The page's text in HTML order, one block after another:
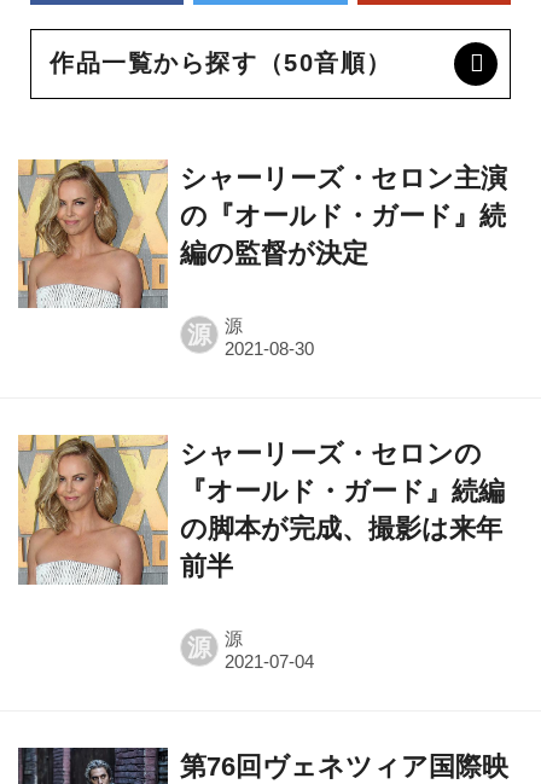
作品一覧から探す（50音順）
シャーリーズ・セロン主演
の『オールド・ガード』続
編の監督が決定
源 源
シャーリーズ・セロンの
『オールド・ガード』続編
の脚本が完成、撮影は来年
前半
源 源
第76回ヴェネツィア国際映